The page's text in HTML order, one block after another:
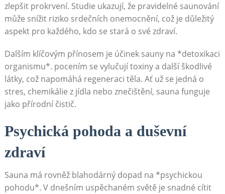
zlepšit prokrvení. Studie ukazují, že pravidelné saunování
může snížit riziko srdečních onemocnění, což je důležitý
aspekt pro každého, kdo se stará o své zdraví.
Dalším klíčovým přínosem je účinek sauny na *detoxikaci
organismu*. pocením se vylučují toxiny a další škodlivé
látky, což napomáhá regeneraci těla. Ať už se jedná o
stres, chemikálie z jídla nebo znečištění, sauna funguje
jako přírodní čistič.
Psychická pohoda a duševní
zdraví
Sauna má rovněž blahodárný dopad na *psychickou
pohodu*. V dnešním uspěchaném světě je snadné cítit